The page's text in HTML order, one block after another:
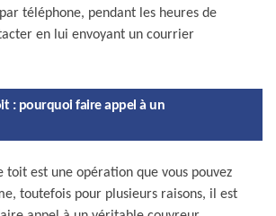
téléphone, pendant les heures de
en lui envoyant un courrier
: pourquoi faire appel à un
toit est une opération que vous pouvez
toutefois pour plusieurs raisons, il est